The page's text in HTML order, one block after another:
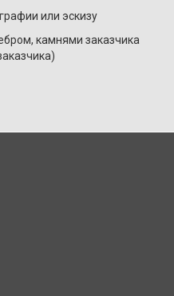
или эскизу
камнями заказчика